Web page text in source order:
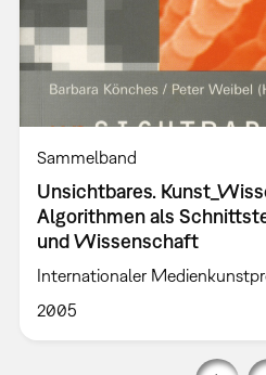
Sammelband
Unsichtbares.
Algorithmen als
und Wissenschaft
Internationaler
2005